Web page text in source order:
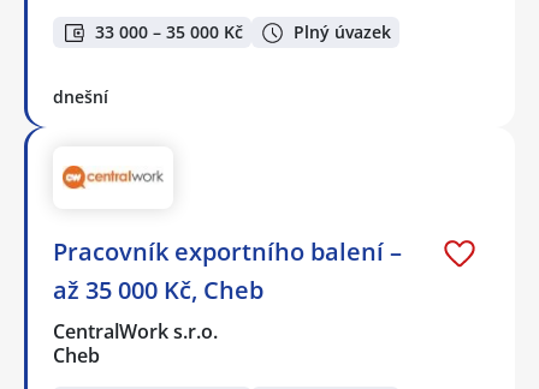
33 000 – 35 000 Kč Plný úvazek
dnešní
Pracovník exportního balení –
až 35 000 Kč, Cheb
CentralWork s.r.o.
Cheb